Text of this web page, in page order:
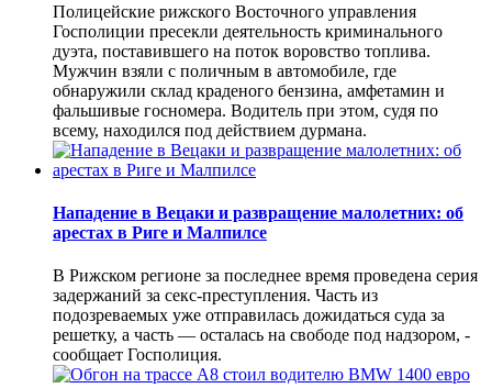
Полицейские рижского Восточного управления
Госполиции пресекли деятельность криминального
дуэта, поставившего на поток воровство топлива.
Мужчин взяли с поличным в автомобиле, где
обнаружили склад краденого бензина, амфетамин и
фальшивые госномера. Водитель при этом, судя по
всему, находился под действием дурмана.
Нападение в Вецаки и развращение малолетних: об
арестах в Риге и Малпилсе
В Рижском регионе за последнее время проведена серия
задержаний за секс-преступления. Часть из
подозреваемых уже отправилась дожидаться суда за
решетку, а часть — осталась на свободе под надзором, -
сообщает Госполиция.